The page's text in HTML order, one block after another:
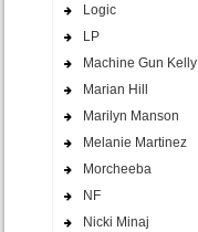
Logic
LP
Machine Gun Kelly
Marian Hill
Marilyn Manson
Melanie Martinez
Morcheeba
NF
Nicki Minaj